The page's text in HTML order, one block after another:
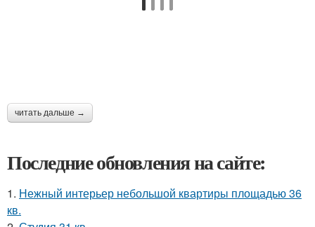
читать дальше →
Последние обновления на сайте:
1. Нежный интерьер небольшой квартиры площадью 36
кв.